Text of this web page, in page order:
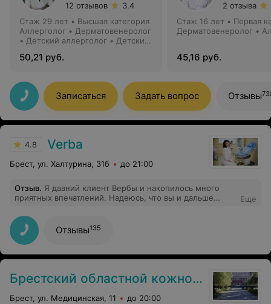
12 отзывов
3.4
Стаж 29 лет • Высшая категория
Аллерголог • Дерматовенеролог
• Детский аллерголог • Детский
50,21 руб.
2 отзыва
Стаж 16 лет • Первая
Дерматовенеролог •
45,16 руб.
Записаться Задать вопрос Отзывы
4.8 Verba
Брест, ул. Халтурина, 31б до 21:00
Отзыв. Я давний клиент Вербы и накопилось много
приятных впечатлений. Надеюсь, что вы и дальше
уровне.
Еще
Отзывы135
Брестский областной кожно-венерологический диспансер
Брест, ул. Медицинская, 11 до 20:00